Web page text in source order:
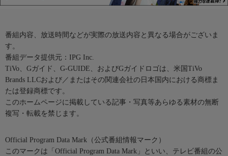
番組内容、放送時間などが実際の放送内容と異なる場合がございま
す。
番組データ提供元：IPG Inc.
TiVo、Gガイド、G-GUIDE、およびGガイドロゴは、米国TiVo
Brands LLCおよび／またはその関連会社の日本国内における商標ま
たは登録商標です。
このホームページに掲載している記事・写真等あらゆる素材の無断
複写・転載を禁じます。
Official Program Data Mark（公式番組情報マーク）
このマークは「Official Program Data Mark」といい、テレビ番組の公